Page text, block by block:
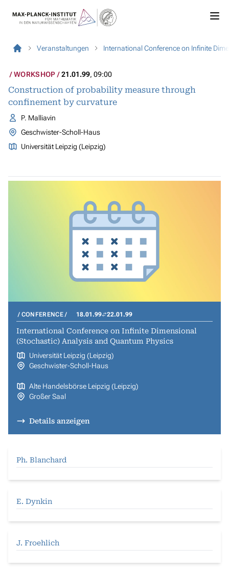
Veranstaltungen International Conference on Infinite
WORKSHOP 21.01.99, 09:00
Construction of probability measure through
confinement by curvature
P. Malliavin
Geschwister-Scholl-Haus
Universität Leipzig (Leipzig)
CONFERENCE 18.01.99 22.01.99
International Conference on Infinite Dimensional
(Stochastic) Analysis and Quantum Physics
Universität Leipzig (Leipzig)
Geschwister-Scholl-Haus
Alte Handelsbörse Leipzig (Leipzig)
Großer Saal
Details anzeigen
Ph. Blanchard
E. Dynkin
J. Froehlich